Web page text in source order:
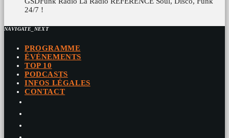
24/7 !
NAVIGATE_NEXT
PROGRAMME
ÉVÉNEMENTS
TOP 10
PODCASTS
INFOS LÉGALES
CONTACT